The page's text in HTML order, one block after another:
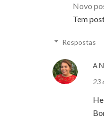
Novo
Tem
Respostas
23